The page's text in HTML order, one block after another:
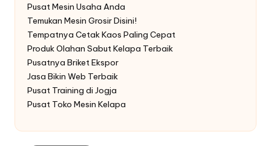
Pusat Mesin Usaha Anda
Temukan Mesin Grosir Disini!
Tempatnya Cetak Kaos Paling Cepat
Produk Olahan Sabut Kelapa Terbaik
Pusatnya Briket Ekspor
Jasa Bikin Web Terbaik
Pusat Training di Jogja
Pusat Toko Mesin Kelapa